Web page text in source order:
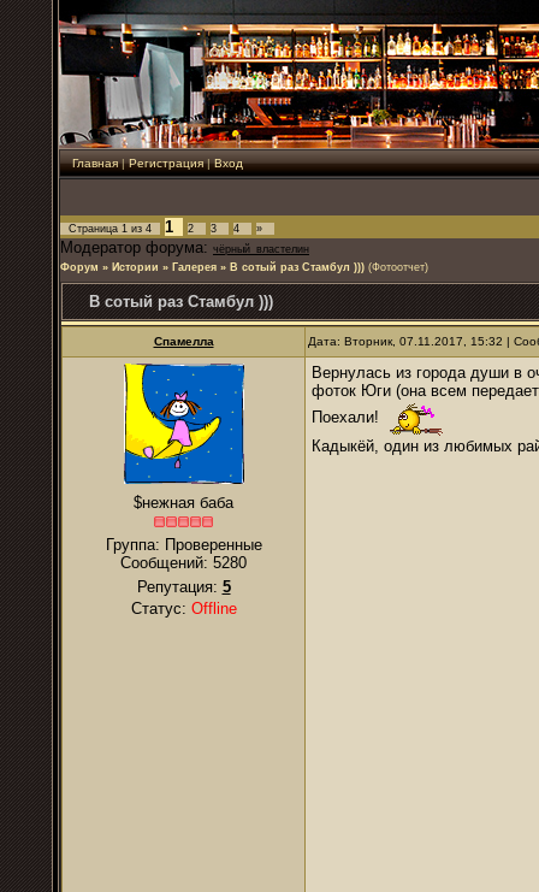
Главная|Регистрация|Вход
Страница 1 из 4 1 2 3 4 »
Модератор форума: чёрный_властелин
Форум » Истории » Галерея » В сотый раз Стамбул ))) (Фотоотчет)
В сотый раз Стамбул )))
Спамелла Дата: Вторник, 07.11.2017, 15:32 |
$нежная баба
Группа: Проверенные
Сообщений: 5280
Репутация: 5
Статус: Offline
Вернулась из города души в
фоток Юги (она всем
Поехали!
Кадыкёй, один из любимых